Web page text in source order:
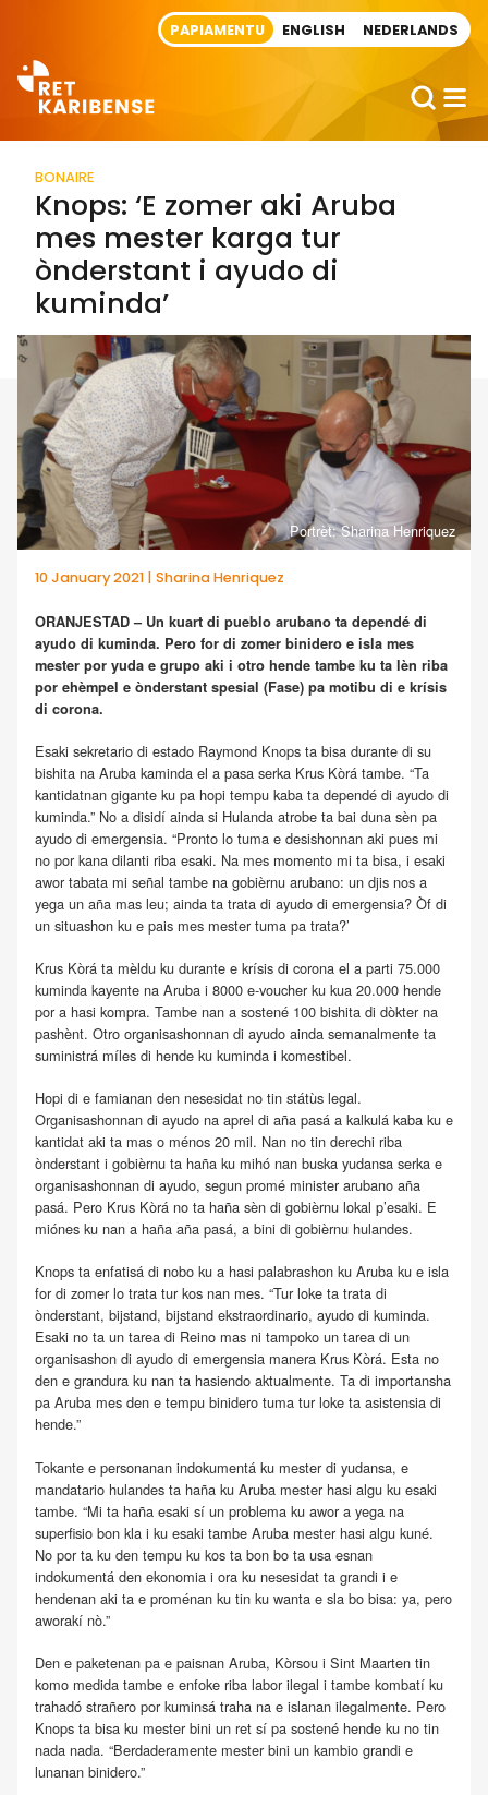
PAPIAMENTU ENGLISH NEDERLANDS
BONAIRE
Knops: ‘E zomer aki Aruba
mes mester karga tur
ònderstant i ayudo di
kuminda’
Portrèt: Sharina Henriquez
10 January 2021 | Sharina Henriquez
ORANJESTAD – Un kuart di pueblo arubano ta dependé di
ayudo di kuminda. Pero for di zomer binidero e isla mes
mester por yuda e grupo aki i otro hende tambe ku ta lèn riba
por ehèmpel e ònderstant spesial (Fase) pa motibu di e krísis
di corona.
Esaki sekretario di estado Raymond Knops ta bisa durante di su
bishita na Aruba kaminda el a pasa serka Krus Kòrá tambe. “Ta
kantidatnan gigante ku pa hopi tempu kaba ta dependé di ayudo di
kuminda.” No a disidí ainda si Hulanda atrobe ta bai duna sèn pa
ayudo di emergensia. “Pronto lo tuma e desishonnan aki pues mi
no por kana dilanti riba esaki. Na mes momento mi ta bisa, i esaki
awor tabata mi señal tambe na gobièrnu arubano: un djis nos a
yega un aña mas leu; ainda ta trata di ayudo di emergensia? Òf di
un situashon ku e pais mes mester tuma pa trata?’
Krus Kòrá ta mèldu ku durante e krísis di corona el a parti 75.000
kuminda kayente na Aruba i 8000 e-voucher ku kua 20.000 hende
por a hasi kompra. Tambe nan a sostené 100 bishita di dòkter na
pashènt. Otro organisashonnan di ayudo ainda semanalmente ta
suministrá míles di hende ku kuminda i komestibel.
Hopi di e famianan den nesesidat no tin státùs legal.
Organisashonnan di ayudo na aprel di aña pasá a kalkulá kaba ku e
kantidat aki ta mas o ménos 20 mil. Nan no tin derechi riba
ònderstant i gobièrnu ta haña ku mihó nan buska yudansa serka e
organisashonnan di ayudo, segun promé minister arubano aña
pasá. Pero Krus Kòrá no ta haña sèn di gobièrnu lokal p’esaki. E
miónes ku nan a haña aña pasá, a bini di gobièrnu hulandes.
Knops ta enfatisá di nobo ku a hasi palabrashon ku Aruba ku e isla
for di zomer lo trata tur kos nan mes. “Tur loke ta trata di
ònderstant, bijstand, bijstand ekstraordinario, ayudo di kuminda.
Esaki no ta un tarea di Reino mas ni tampoko un tarea di un
organisashon di ayudo di emergensia manera Krus Kòrá. Esta no
den e grandura ku nan ta hasiendo aktualmente. Ta di importansha
pa Aruba mes den e tempu binidero tuma tur loke ta asistensia di
hende.”
Tokante e personanan indokumentá ku mester di yudansa, e
mandatario hulandes ta haña ku Aruba mester hasi algu ku esaki
tambe. “Mi ta haña esaki sí un problema ku awor a yega na
superfisio bon kla i ku esaki tambe Aruba mester hasi algu kuné.
No por ta ku den tempu ku kos ta bon bo ta usa esnan
indokumentá den ekonomia i ora ku nesesidat ta grandi i e
hendenan aki ta e proménan ku tin ku wanta e sla bo bisa: ya, pero
aworakí nò.”
Den e paketenan pa e paisnan Aruba, Kòrsou i Sint Maarten tin
komo medida tambe e enfoke riba labor ilegal i tambe kombatí ku
trahadó strañero por kuminsá traha na e islanan ilegalmente. Pero
Knops ta bisa ku mester bini un ret sí pa sostené hende ku no tin
nada nada. “Berdaderamente mester bini un kambio grandi e
lunanan binidero.”